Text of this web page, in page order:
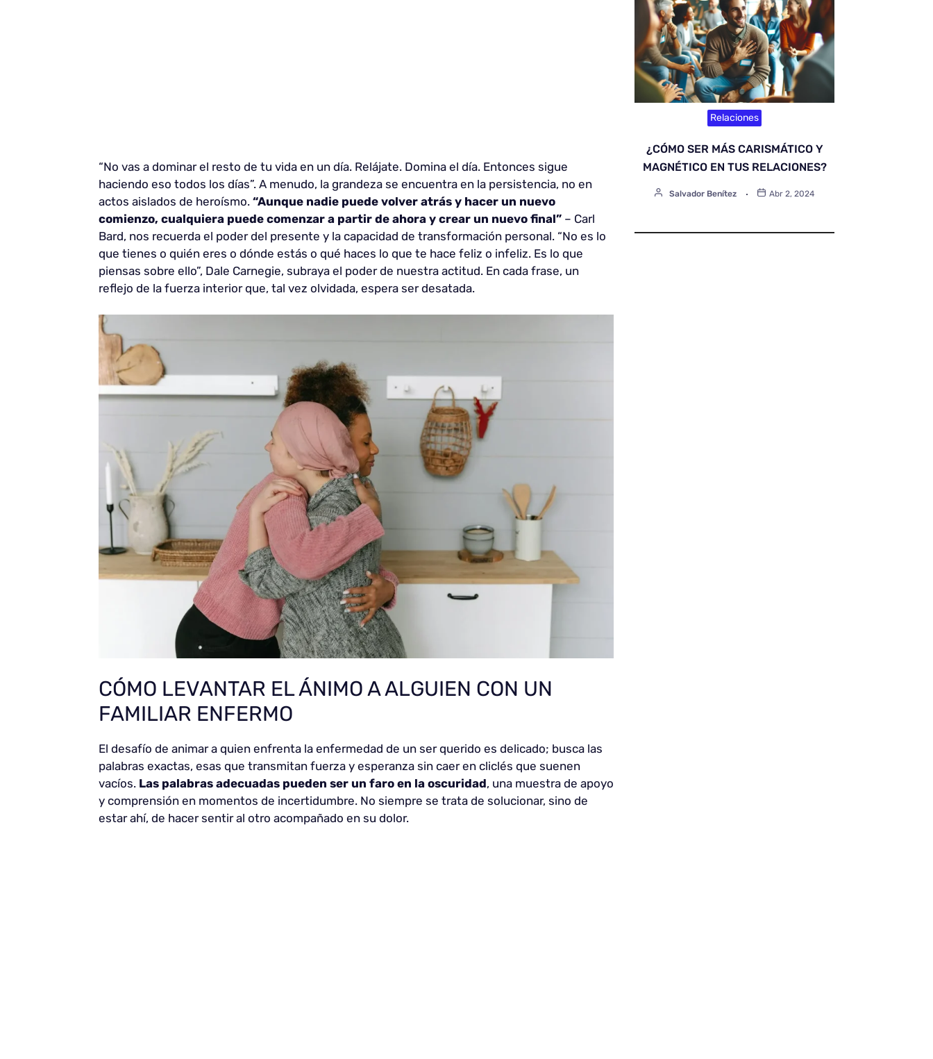
“No vas a dominar el resto de tu vida en un día. Relájate. Domina el día. Entonces sigue
haciendo eso todos los días”. A menudo, la grandeza se encuentra en la persistencia, no en
actos aislados de heroísmo. “Aunque nadie puede volver atrás y hacer un nuevo
comienzo, cualquiera puede comenzar a partir de ahora y crear un nuevo final” – Carl
Bard, nos recuerda el poder del presente y la capacidad de transformación personal. “No es lo
que tienes o quién eres o dónde estás o qué haces lo que te hace feliz o infeliz. Es lo que
piensas sobre ello”, Dale Carnegie, subraya el poder de nuestra actitud. En cada frase, un
reflejo de la fuerza interior que, tal vez olvidada, espera ser desatada.
CÓMO LEVANTAR EL ÁNIMO A ALGUIEN CON UN
FAMILIAR ENFERMO
El desafío de animar a quien enfrenta la enfermedad de un ser querido es delicado; busca las
palabras exactas, esas que transmitan fuerza y esperanza sin caer en cliclés que suenen
vacíos. Las palabras adecuadas pueden ser un faro en la oscuridad, una muestra de apoyo
y comprensión en momentos de incertidumbre. No siempre se trata de solucionar, sino de
estar ahí, de hacer sentir al otro acompañado en su dolor.
Relaciones
¿CÓMO SER MÁS CARISMÁTICO Y
MAGNÉTICO EN TUS RELACIONES?
Salvador Benítez Abr 2, 2024